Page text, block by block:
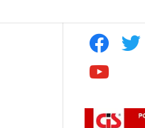
facebooktwitter
youtube